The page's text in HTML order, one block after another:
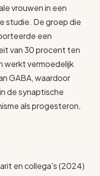
vrouwen in een
studie. De groep die
een
van 30 procent ten
werkt vermoedelijk
GABA, waardoor
de synaptische
als progesteron,
en collega's (2024)